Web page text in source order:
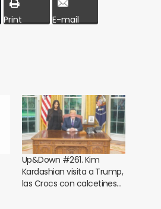
Print E-mail
Up&Down #261. Kim
Kardashian visita a Trump,
las Crocs con calcetines…